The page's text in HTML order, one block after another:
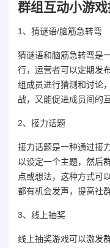
群组互动小游
1、猜谜语/脑筋急转弯
猜谜语和脑筋急转弯是
行，运营者可以定期发
组成员进行猜测和讨论
战，又能促进成员间的
2、接力话题
接力话题是一种通过接
以设定一个主题，然后
点或想法，这种方式可
都有机会发声，提高社
3、线上抽奖
线上抽奖游戏可以激发